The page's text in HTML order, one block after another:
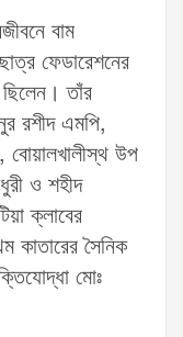
বাম
ফেডারেশনের
তাঁর
রশীদ এমপি,
বোয়ালখালীস্থ উপ
ও শহীদ
ক্লাবের
কাতারের সৈনিক
মোঃ